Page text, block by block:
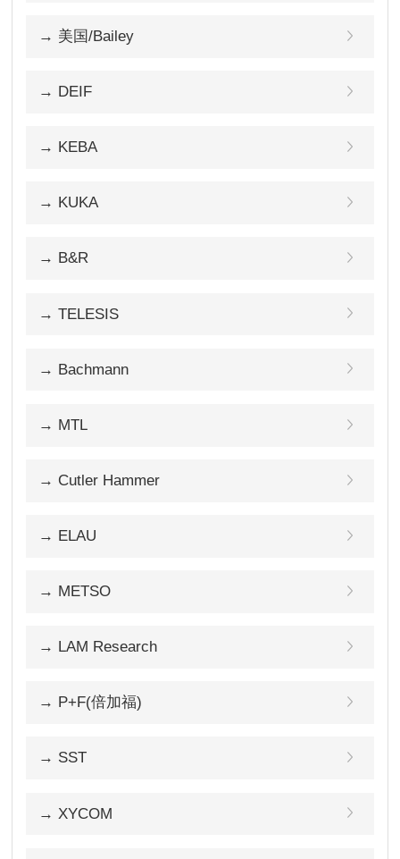
→ 美国/Bailey
→ DEIF
→ KEBA
→ KUKA
→ B&R
→ TELESIS
→ Bachmann
→ MTL
→ Cutler Hammer
→ ELAU
→ METSO
→ LAM Research
→ P+F(倍加福)
→ SST
→ XYCOM